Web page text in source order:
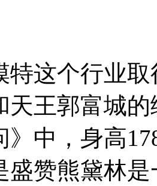
特这个行业
天王郭富城
》中，身高
盛赞熊黛林